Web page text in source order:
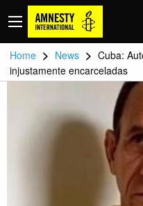
Home > News > Cuba:
injustamente encarceladas